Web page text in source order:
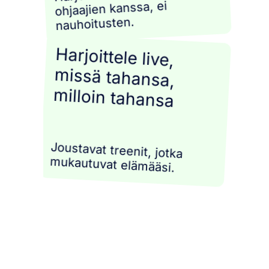
ohjaajien kanssa, ei
nauhoitusten.
Harjoittele live,
missä tahansa,
milloin tahansa
Joustavat treenit, jotka
mukautuvat elämääsi.